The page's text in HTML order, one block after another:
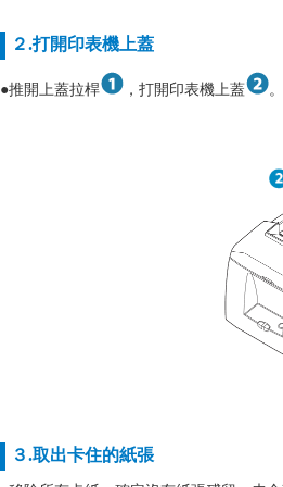
２.打開印表機上蓋
●推開上蓋拉桿 ，打開印表機上蓋 。
３.取出卡住的紙張